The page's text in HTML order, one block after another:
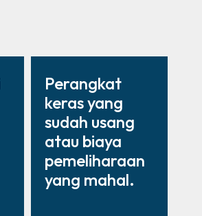
Perangkat
keras yang
sudah usang
atau biaya
pemeliharaan
yang mahal.